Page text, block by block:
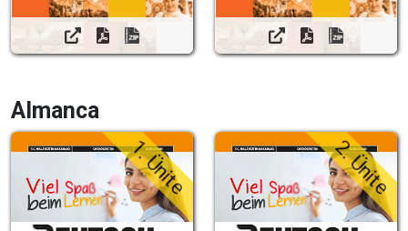
Almanca
1. Ünite 2. Ünite